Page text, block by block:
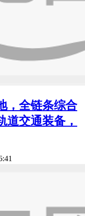
，全链条综合
交通装备，